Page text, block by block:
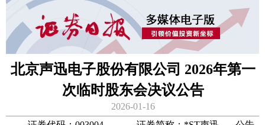
北京声迅电子股份有限公司 2026年第一
次临时股东会决议公告
2026-01-16